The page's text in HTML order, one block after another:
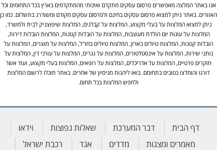
אנו באתר המלצה מאפשרים פרסום עסקים מתקדם ואיכותי מהמתקדמים בארץ בכל התחומים וכל
האזורים. באתר ניתן למצוא פרסום עסקים בחינם ולפרסום עסקים מקודם ומשודרג בתשלום. כמו כן
ניתן למצוא המלצות על בעלי מקצוע, המלצות על קבלנים, המלצות שיפוצניק לבית ולמשרד,
המלצות על עוגות יום הולדת מעוצבות, המלצות על הובלות קטנות, המלצות הובלות דירות,
הובלות קטנות, המלצות טיולים בארץ, המלצות טיולים בחו"ל, המלצות על מוצרים, המלצות על
נותני שירות, המלצות על אינסטלטורים, המלצות על נגרים, המלצות על עורכי דין, המלצות על
חוקרים פרטיים, המלצות על אדריכלים, המלצות על רופאים, המלצות בעלי מקצוע, ועוד אשר
דורגו והומלצו כטובים בתחומם. בואו ליהנות מניסיון של אחרים. באתר תוכלו לרשום המלצות
ולחפש המלצות בכל תחום.
דף הבית דבר המערכת שאלות נפוצות
וידאו
מאמרים ומצגות
מדדים אגד רכבת ישראל